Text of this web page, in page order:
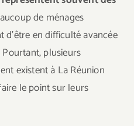
de ménages
en difficulté avancée
plusieurs
existent à La Réunion
le point sur leurs